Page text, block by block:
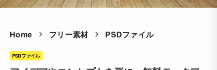
Home フリー素材 PSDファイル
PSDファイル